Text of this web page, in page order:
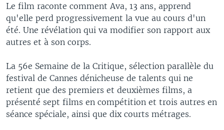
Le film raconte comment Ava, 13 ans, apprend
qu'elle perd progressivement la vue au cours d'un
été. Une révélation qui va modifier son rapport aux
autres et à son corps.
La 56e Semaine de la Critique, sélection parallèle du
festival de Cannes dénicheuse de talents qui ne
retient que des premiers et deuxièmes films, a
présenté sept films en compétition et trois autres en
séance spéciale, ainsi que dix courts métrages.